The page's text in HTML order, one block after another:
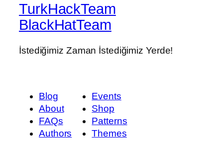
TurkHackTeam
BlackHatTeam
İstediğimiz Zaman İstediğimiz Yerde!
Blog
About
FAQs
Authors
Events
Shop
Patterns
Themes